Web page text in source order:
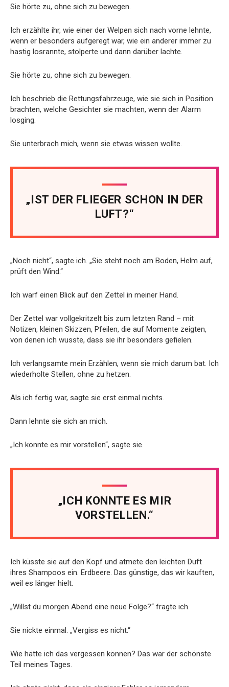
Sie hörte zu, ohne sich zu bewegen.
Ich erzählte ihr, wie einer der Welpen sich nach vorne lehnte,
wenn er besonders aufgeregt war, wie ein anderer immer zu
hastig losrannte, stolperte und dann darüber lachte.
Sie hörte zu, ohne sich zu bewegen.
Ich beschrieb die Rettungsfahrzeuge, wie sie sich in Position
brachten, welche Gesichter sie machten, wenn der Alarm
losging.
Sie unterbrach mich, wenn sie etwas wissen wollte.
„IST DER FLIEGER SCHON IN DER
LUFT?“
„Noch nicht“, sagte ich. „Sie steht noch am Boden, Helm auf,
prüft den Wind.“
Ich warf einen Blick auf den Zettel in meiner Hand.
Der Zettel war vollgekritzelt bis zum letzten Rand – mit
Notizen, kleinen Skizzen, Pfeilen, die auf Momente zeigten,
von denen ich wusste, dass sie ihr besonders gefielen.
Ich verlangsamte mein Erzählen, wenn sie mich darum bat. Ich
wiederholte Stellen, ohne zu hetzen.
Als ich fertig war, sagte sie erst einmal nichts.
Dann lehnte sie sich an mich.
„Ich konnte es mir vorstellen“, sagte sie.
„ICH KONNTE ES MIR
VORSTELLEN.“
Ich küsste sie auf den Kopf und atmete den leichten Duft
ihres Shampoos ein. Erdbeere. Das günstige, das wir kauften,
weil es länger hielt.
„Willst du morgen Abend eine neue Folge?“ fragte ich.
Sie nickte einmal. „Vergiss es nicht.“
Wie hätte ich das vergessen können? Das war der schönste
Teil meines Tages.